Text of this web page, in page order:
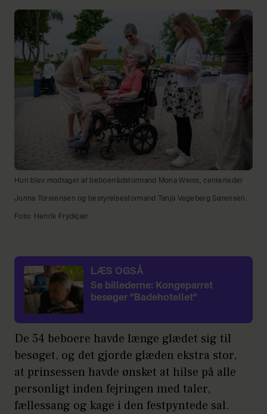
Hun blev modtaget af beboerrådsformand Mona Weiss, centerleder
Jonna Torstensen og bestyrelsesformand Tanja Vegeberg Sørensen.
Foto: Henrik Frydkjær
LÆS OGSÅ
Se billederne: Kongeparret
besøger ”Badehotellet”
De 54 beboere havde længe glædet sig til
besøget, og det gjorde glæden ekstra stor,
at prinsessen havde ønsket at hilse på alle
personligt inden fejringen med taler,
fællessang og kage i den festpyntede sal.